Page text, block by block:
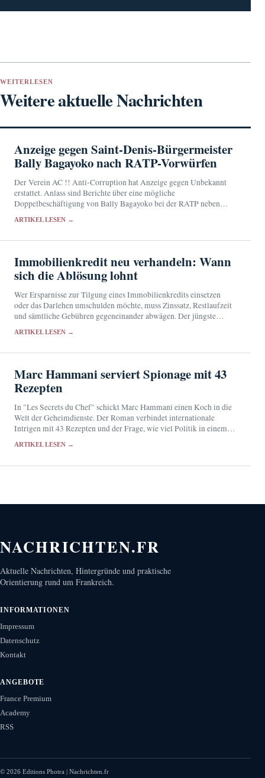
WEITERLESEN
Weitere aktuelle Nachrichten
Anzeige gegen Saint-Denis-Bürgermeister
Bally Bagayoko nach RATP-Vorwürfen
Der Verein AC !! Anti-Corruption hat Anzeige gegen Unbekannt
erstattet. Anlass sind Berichte über eine mögliche
Doppelbeschäftigung von Bally Bagayoko bei der RATP neben
ARTIKEL LESEN →
Immobilienkredit neu verhandeln: Wann
sich die Ablösung lohnt
Wer Ersparnisse zur Tilgung eines Immobilienkredits einsetzen
oder das Darlehen umschulden möchte, muss Zinssatz, Restlaufzeit
und sämtliche Gebühren gegeneinander abwägen. Der jüngste
ARTIKEL LESEN →
Marc Hammani serviert Spionage mit 43
Rezepten
In "Les Secrets du Chef" schickt Marc Hammani einen Koch in die
Welt der Geheimdienste. Der Roman verbindet internationale
Intrigen mit 43 Rezepten und der Frage, wie viel Politik in einem
ARTIKEL LESEN →
NACHRICHTEN.FR
Aktuelle Nachrichten, Hintergründe und praktische
Orientierung rund um Frankreich.
INFORMATIONEN
Impressum
Datenschutz
Kontakt
ANGEBOTE
France Premium
Academy
RSS
© 2026 Editions Photra | Nachrichten.fr